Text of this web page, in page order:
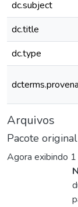
dc.subject
dc.title
dc.type
Arquivos
Pacote original
Agora exibindo